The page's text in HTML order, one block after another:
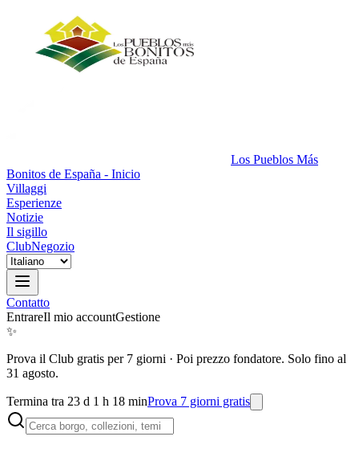
Los Pueblos Más
Bonitos de España - Inicio
Villaggi
Esperienze
Notizie
Il sigillo
ClubNegozio
Contatto
EntrareIl mio accountGestione
✨
Prova il Club gratis per 7 giorni · Poi prezzo fondatore. Solo fino al
31 agosto.
Termina tra 23 d 1 h 18 minProva 7 giorni gratis